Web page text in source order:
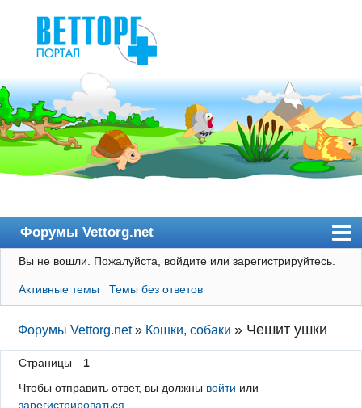
Форумы Vettorg.net
Главная
Пользователи
Правила
Поиск
Регистрация
Вы не вошли. Пожалуйста, войдите или зарегистрируйтесь.
Активные темы Темы без ответов
Форумы Vettorg.net » Кошки, собаки » Чешит ушки
Страницы
1
Чтобы отправить ответ, вы должны войти или
зарегистрироваться